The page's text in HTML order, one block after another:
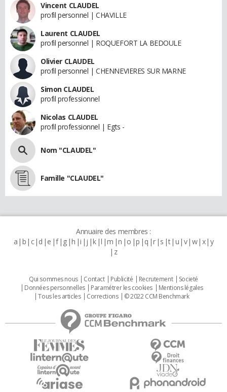
Vincent CLAUDEL
profil personnel | CHAVILLE
Laurent CLAUDEL
profil personnel | ROQUEFORT LA BEDOULE
Olivier CLAUDEL
profil personnel | CHENNEVIERES SUR MARNE
Simon CLAUDEL
profil professionnel
Nicolas CLAUDEL
profil professionnel | Egts -
Nom "CLAUDEL"
Famille "CLAUDEL"
Annuaire des membres :
a b c d e f g h i j k l m n o p q r s t u v w x y
z
Qui sommes nous Contact Publicité Recrutement
Societé
Données personnelles
Paramétrer les cookies
Mentions légales
Tous les articles
Corrections © 2022 CCM Benchmark